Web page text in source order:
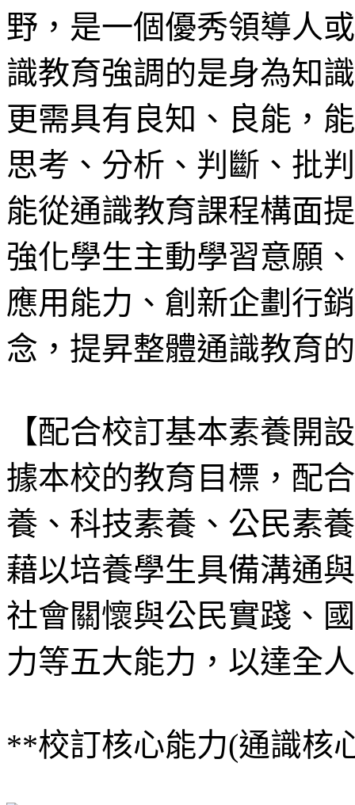
野，是一個優秀領導人
識教育強調的是身為知
更需具有良知、良能，
思考、分析、判斷、批
能從通識教育課程構面
強化學生主動學習意願
應用能力、創新企劃行
念，提昇整體通識教育
【配合校訂基本素養開
據本校的教育目標，配
養、科技素養、公民素
藉以培養學生具備溝通
社會關懷與公民實踐、
力等五大能力，以達全
**校訂核心能力(通